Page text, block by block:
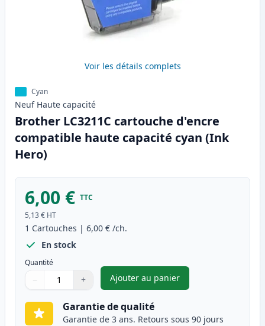
Voir les détails complets
Cyan
Neuf Haute capacité
Brother LC3211C cartouche d'encre
compatible haute capacité cyan (Ink
Hero)
6,00 € TTC
5,13 € HT
1 Cartouches | 6,00 € /ch.
En stock
Quantité
Quantité
Utilisez les boutons pour ajuster
− +
Quantité
Ajouter au panier
,Brother LC3211C cartouche
Garantie de qualité
Garantie de 3 ans. Retours sous 90 jours